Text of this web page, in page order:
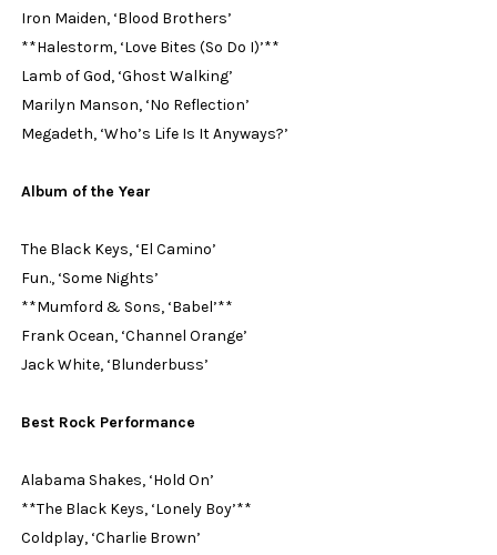
Iron Maiden, ‘Blood Brothers’
**Halestorm, ‘Love Bites (So Do I)’**
Lamb of God, ‘Ghost Walking’
Marilyn Manson, ‘No Reflection’
Megadeth, ‘Who’s Life Is It Anyways?’
Album of the Year
The Black Keys, ‘El Camino’
Fun., ‘Some Nights’
**Mumford & Sons, ‘Babel’**
Frank Ocean, ‘Channel Orange’
Jack White, ‘Blunderbuss’
Best Rock Performance
Alabama Shakes, ‘Hold On’
**The Black Keys, ‘Lonely Boy’**
Coldplay, ‘Charlie Brown’